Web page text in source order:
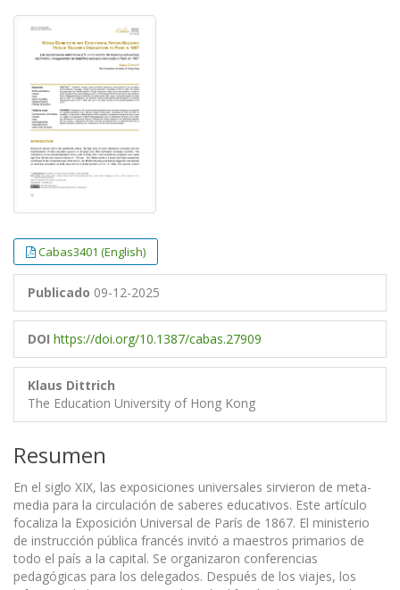
Cabas3401 (English)
Publicado 09-12-2025
DOI https://doi.org/10.1387/cabas.27909
Klaus Dittrich
The Education University of Hong Kong
Resumen
En el siglo XIX, las exposiciones universales sirvieron de meta-
media para la circulación de saberes educativos. Este artículo
focaliza la Exposición Universal de París de 1867. El ministerio
de instrucción pública francés invitó a maestros primarios de
todo el país a la capital. Se organizaron conferencias
pedagógicas para los delegados. Después de los viajes, los